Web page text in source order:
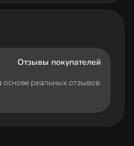
Отзывы покупателей
реальных отзывов